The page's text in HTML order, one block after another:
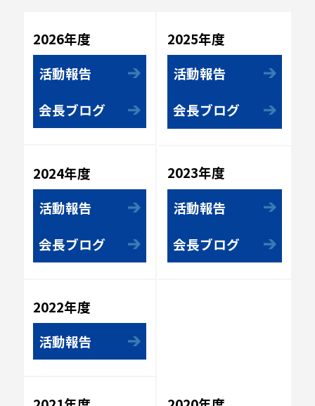
2026年度
活動報告
会長ブログ
2025年度
活動報告
会長ブログ
2024年度
活動報告
会長ブログ
2023年度
活動報告
会長ブログ
2022年度
活動報告